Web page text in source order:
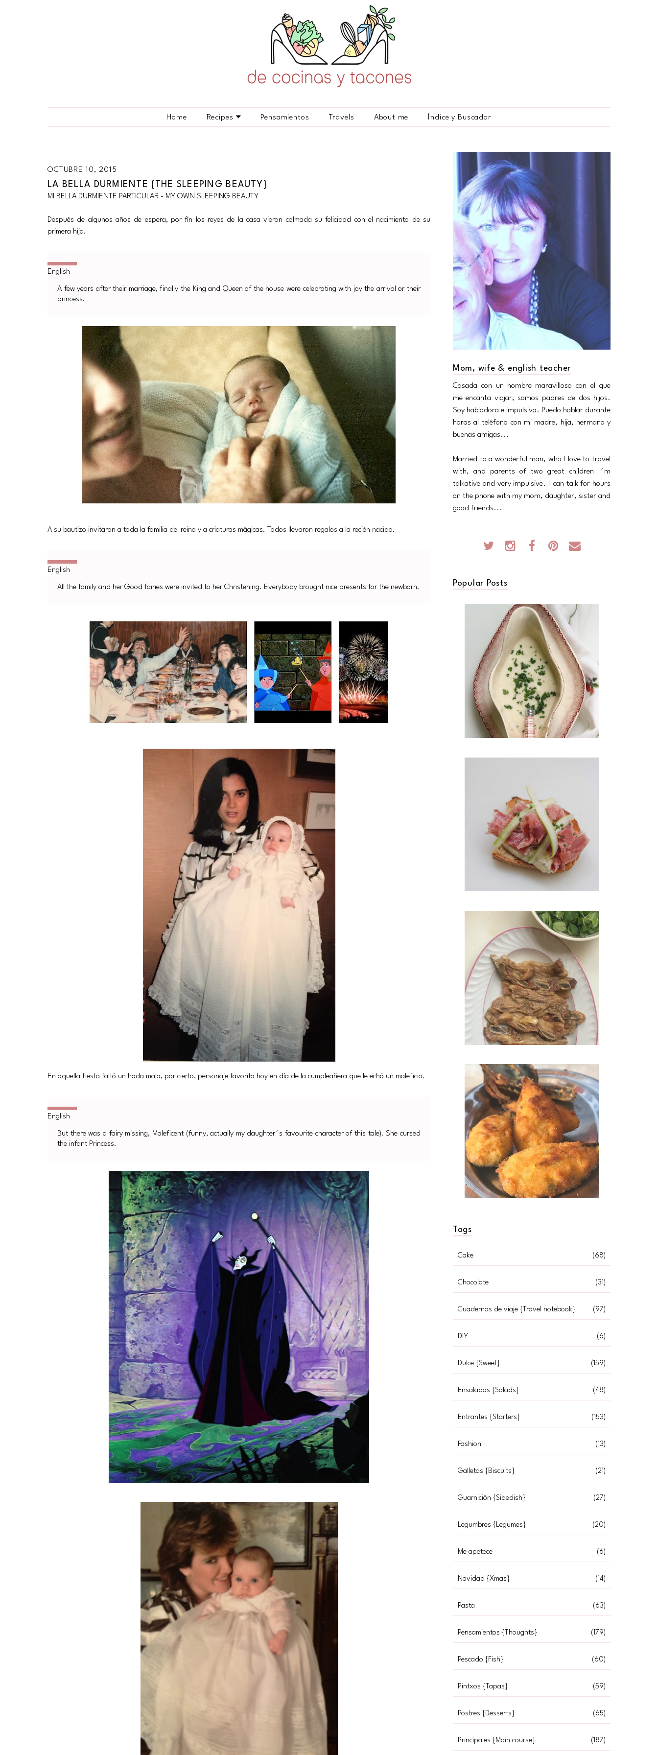
Home Recipes Pensamientos Travels About me Índice y Buscador
OCTUBRE 10, 2015
LA BELLA DURMIENTE {THE SLEEPING BEAUTY}
MI BELLA DURMIENTE PARTICULAR - MY OWN SLEEPING BEAUTY
Después de algunos años de espera, por fín los reyes de la casa vieron colmada su felicidad con el nacimiento de su
primera hija.
A few years after their marriage, finally the King and Queen of the house were celebrating with joy the arrival or their
princess.
A su bautizo invitaron a toda la familia del reino y a criaturas mágicas. Todos llevaron regalos a la recién nacida.
All the family and her Good fairies were invited to her Christening. Everybody brought nice presents for the newborn.
En aquella fiesta faltó un hada mala, por cierto, personaje favorito hoy en día de la cumpleañera que le echó un maleficio.
But there was a fairy missing, Maleficent (funny, actually my daughter´s favourite character of this tale). She cursed
the infant Princess.
Mom, wife & english teacher
Casada con un hombre maravilloso con el que
me encanta viajar, somos padres de dos hijos.
Soy habladora e impulsiva. Puedo hablar durante
horas al teléfono con mi madre, hija, hermana y
buenas amigas...
Married to a wonderful man, who I love to travel
with, and parents of two great children I´m
talkative and very impulsive. I can talk for hours
on the phone with my mom, daughter, sister and
good friends...
Popular Posts
Tags
Cake (68)
Chocolate (31)
Cuadernos de viaje {Travel notebook} (97)
DIY (6)
Dulce {Sweet} (159)
Ensaladas {Salads} (48)
Entrantes {Starters} (153)
Fashion (13)
Galletas {Biscuits} (21)
Guarnición {Sidedish} (27)
Legumbres {Legumes} (20)
Me apetece (6)
Navidad {Xmas} (14)
Pasta (63)
Pensamientos {Thoughts} (179)
Pescado {Fish} (60)
Pintxos {Tapas} (59)
Postres {Desserts} (65)
Principales {Main course} (187)